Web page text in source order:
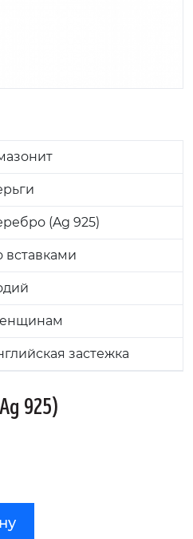
(Ag 925)
вставками
застежка
925)